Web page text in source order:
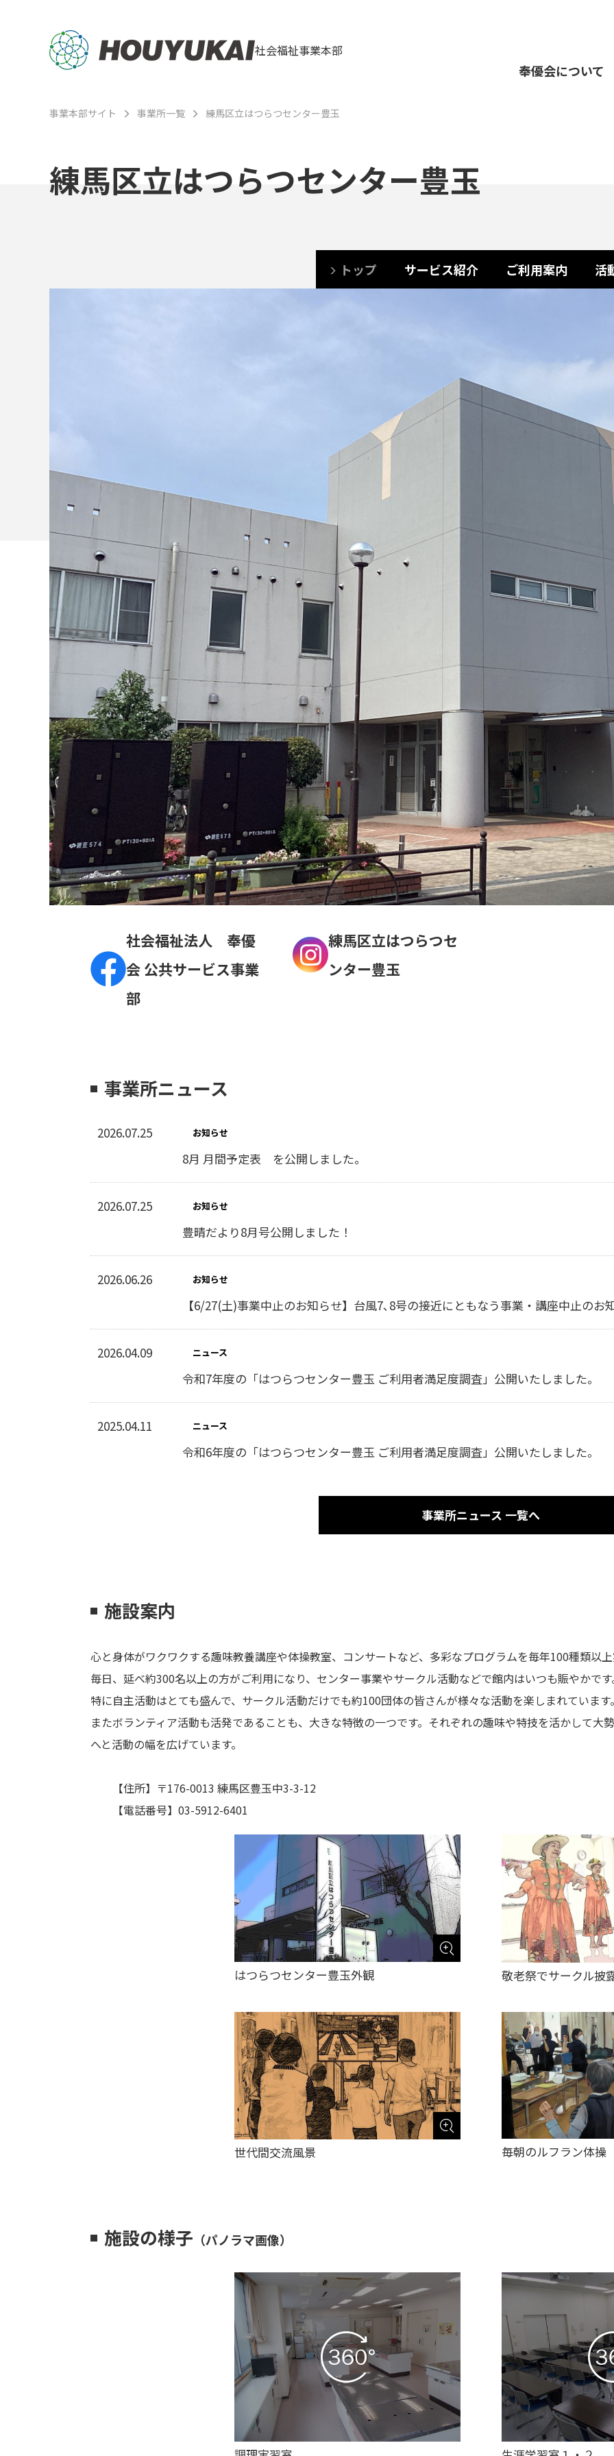
社会福祉事業本部
奉優会について
事業本部サイト 事業所一覧 練馬区立はつらつセンター豊玉
練馬区立はつらつセンター豊玉
トップ サービス紹介 ご利用案内 活
社会福祉法人 奉優
会 公共サービス事業
部
練馬区立はつらつセ
ンター豊玉
事業所ニュース
2026.07.25 お知らせ
8月 月間予定表 を公開しました。
2026.07.25 お知らせ
豊晴だより8月号公開しました！
2026.06.26 お知らせ
【6/27(土)事業中止のお知らせ】台風7､8号の接近にともなう事業・講座中止のお
2026.04.09 ニュース
令和7年度の「はつらつセンター豊玉 ご利用者満足度調査」公開いたしました。
2025.04.11 ニュース
令和6年度の「はつらつセンター豊玉 ご利用者満足度調査」公開いたしました。
事業所ニュース 一覧へ
施設案内
心と身体がワクワクする趣味教養講座や体操教室、コンサートなど、多彩なプログラムを毎年100種類以
毎日、延べ約300名以上の方がご利用になり、センター事業やサークル活動などで館内はいつも賑やかで
特に自主活動はとても盛んで、サークル活動だけでも約100団体の皆さんが様々な活動を楽しまれています
またボランティア活動も活発であることも、大きな特徴の一つです。それぞれの趣味や特技を活かして大
へと活動の幅を広げています。
【住所】〒176-0013 練馬区豊玉中3-3-12
【電話番号】03-5912-6401
はつらつセンター豊玉外観 敬老祭でサークル披
世代間交流風景 毎朝のルフラン体操
施設の様子 （パノラマ画像）